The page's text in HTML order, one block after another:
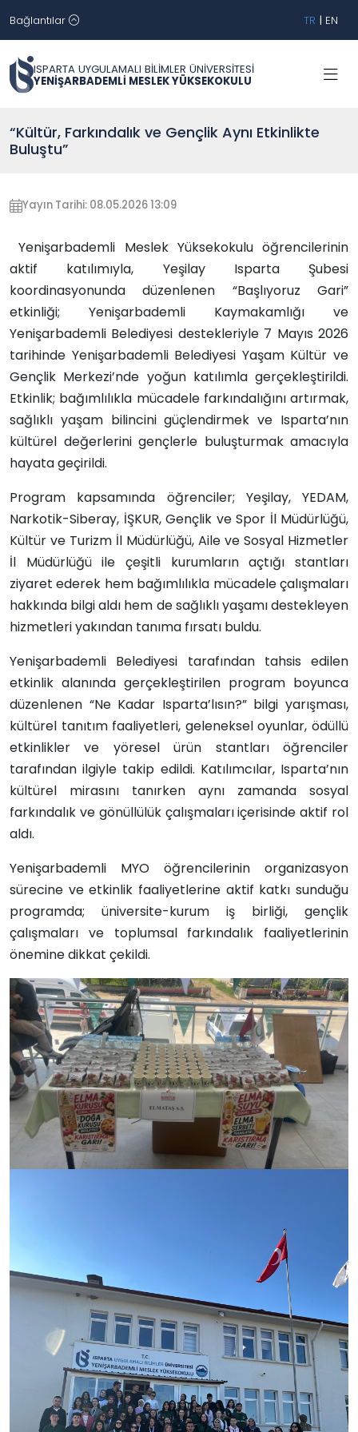
Bağlantılar TR | EN
ISPARTA UYGULAMALI BİLİMLER ÜNİVERSİTESİ
YENİŞARBADEMLİ MESLEK YÜKSEKOKULU
“Kültür, Farkındalık ve Gençlik Aynı Etkinlikte
Buluştu”
Yayın Tarihi: 08.05.2026 13:09
Yenişarbademli Meslek Yüksekokulu öğrencilerinin
aktif katılımıyla, Yeşilay Isparta Şubesi
koordinasyonunda düzenlenen “Başlıyoruz Gari”
etkinliği; Yenişarbademli Kaymakamlığı ve
Yenişarbademli Belediyesi destekleriyle 7 Mayıs 2026
tarihinde Yenişarbademli Belediyesi Yaşam Kültür ve
Gençlik Merkezi’nde yoğun katılımla gerçekleştirildi.
Etkinlik; bağımlılıkla mücadele farkındalığını artırmak,
sağlıklı yaşam bilincini güçlendirmek ve Isparta’nın
kültürel değerlerini gençlerle buluşturmak amacıyla
hayata geçirildi.
Program kapsamında öğrenciler; Yeşilay, YEDAM,
Narkotik-Siberay, İŞKUR, Gençlik ve Spor İl Müdürlüğü,
Kültür ve Turizm İl Müdürlüğü, Aile ve Sosyal Hizmetler
İl Müdürlüğü ile çeşitli kurumların açtığı stantları
ziyaret ederek hem bağımlılıkla mücadele çalışmaları
hakkında bilgi aldı hem de sağlıklı yaşamı destekleyen
hizmetleri yakından tanıma fırsatı buldu.
Yenişarbademli Belediyesi tarafından tahsis edilen
etkinlik alanında gerçekleştirilen program boyunca
düzenlenen “Ne Kadar Isparta’lısın?” bilgi yarışması,
kültürel tanıtım faaliyetleri, geleneksel oyunlar, ödüllü
etkinlikler ve yöresel ürün stantları öğrenciler
tarafından ilgiyle takip edildi. Katılımcılar, Isparta’nın
kültürel mirasını tanırken aynı zamanda sosyal
farkındalık ve gönüllülük çalışmaları içerisinde aktif rol
aldı.
Yenişarbademli MYO öğrencilerinin organizasyon
sürecine ve etkinlik faaliyetlerine aktif katkı sunduğu
programda; üniversite-kurum iş birliği, gençlik
çalışmaları ve toplumsal farkındalık faaliyetlerinin
önemine dikkat çekildi.